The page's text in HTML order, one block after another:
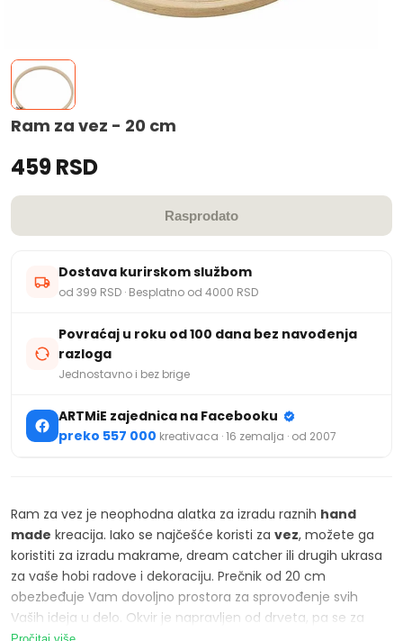
Ram za vez - 20 cm
459 RSD
Rasprodato
Dostava kurirskom službom
od 399 RSD · Besplatno od 4000 RSD
Povraćaj u roku od 100 dana bez navođenja
razloga
Jednostavno i bez brige
ARTMiE zajednica na Facebooku
preko 557 000 kreativaca · 16 zemalja · od 2007
Ram za vez je neophodna alatka za izradu raznih hand
made kreacija. Iako se najčešće koristi za vez, možete ga
koristiti za izradu makrame, dream catcher ili drugih ukrasa
za vaše hobi radove i dekoraciju. Prečnik od 20 cm
obezbeđuje Vam dovoljno prostora za sprovođenje svih
Vaših ideja u delo. Okvir je napravljen od drveta, pa se za